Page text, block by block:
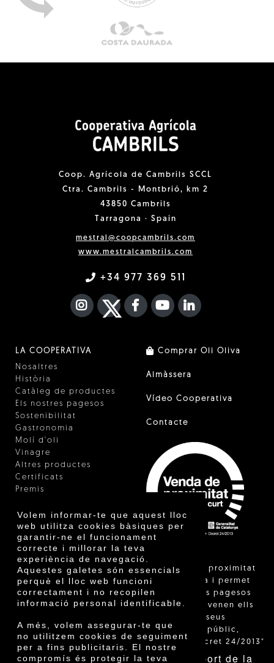
Volem informar-te que aquest lloc
web utilitza cookies bàsiques per
garantir-ne el funcionament
correcte i millorar la teva
experiència de navegació.
Aquestes galetes són essencials
perquè el lloc web funcioni
correctament i no recopilen
informació personal identificable.
A més, volem assegurar-te que
no utilitzem cookies de seguiment
per a fins publicitaris. El nostre
compromís és protegir la teva
Coop. Agrícola de Cambrils SCCL
Ctra. Cambrils - Montbrió, km 2
43850 Cambrils
Tarragona · Spain
mestral@coopcambrils.com
www.mestralcambrils.com
+34 977 369 511
INSTAGRAM
TWITTER
FACEBOOK F
YOUTUBEFA LINKEDIN
LA COOPERATIVA
Nosaltres
Història
Catàleg de productes
Els nostres pagesos
Sostenibilitat
Gastronomia
Molí d'oli
Vinagre
Altres productes
Certificats
Premis
Comprar Oli Oliva
Almàssera
Vídeo Cooperativa
Contacte
"La venda de proximitat
està regulada i permet
identificar els pagesos
catalans que venen ells
mateixos els seus
productes al públic,
segons el Decret 24/2013"
Amb el suport de la